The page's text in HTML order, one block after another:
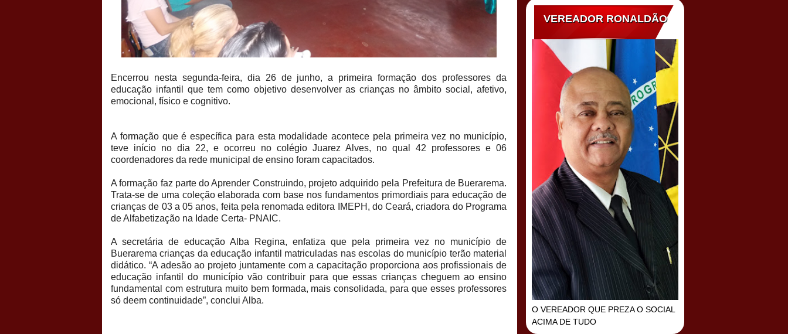
Encerrou nesta segunda-feira, dia 26 de junho, a primeira formação dos professores da
educação infantil que tem como objetivo desenvolver as crianças no âmbito social, afetivo,
emocional, físico e cognitivo.
A formação que é específica para esta modalidade acontece pela primeira vez no município,
teve início no dia 22, e ocorreu no colégio Juarez Alves, no qual 42 professores e 06
coordenadores da rede municipal de ensino foram capacitados.
A formação faz parte do Aprender Construindo, projeto adquirido pela Prefeitura de Buerarema.
Trata-se de uma coleção elaborada com base nos fundamentos primordiais para educação de
crianças de 03 a 05 anos, feita pela renomada editora IMEPH, do Ceará, criadora do Programa
de Alfabetização na Idade Certa- PNAIC.
A secretária de educação Alba Regina, enfatiza que pela primeira vez no município de
Buerarema crianças da educação infantil matriculadas nas escolas do município terão material
didático. “A adesão ao projeto juntamente com a capacitação proporciona aos profissionais de
educação infantil do município vão contribuir para que essas crianças cheguem ao ensino
fundamental com estrutura muito bem formada, mais consolidada, para que esses professores
só deem continuidade”, conclui Alba.
VEREADOR RONALDÃO
O VEREADOR QUE PREZA O SOCIAL
ACIMA DE TUDO